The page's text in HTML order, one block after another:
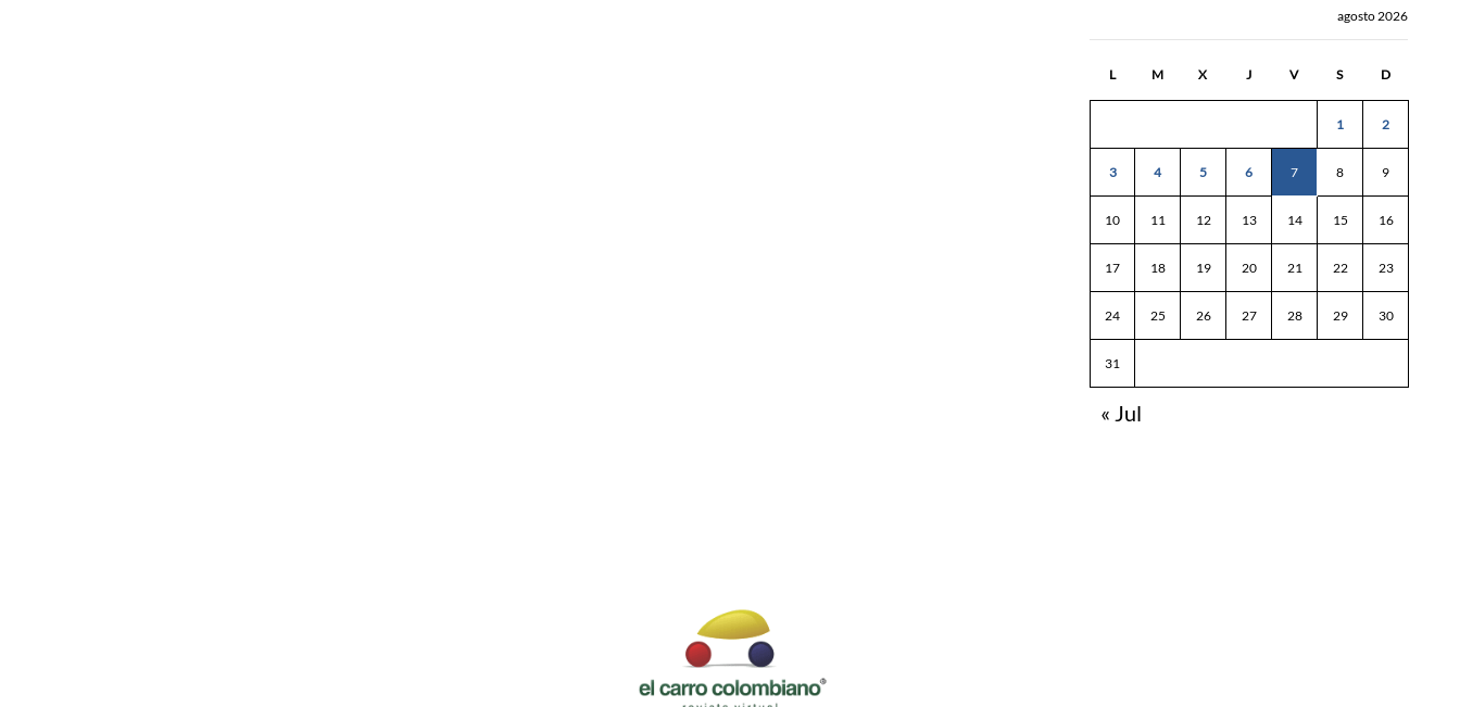
agosto 2026
L M X J V S D
1 2
3 4 5 6 7 8 9
10 11 12 13 14 15 16
17 18 19 20 21 22 23
24 25 26 27 28 29 30
31
« Jul